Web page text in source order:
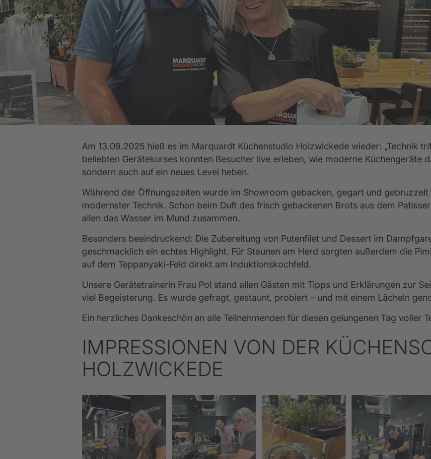
WEITERE Küchen-Ausstattung Klassik-Küchen Küchenkatalog Küchenformen
WEITERE Abverkaufsküchen Eventkalender Empfehlungsprogramm Werksbesuch
WEITERE Wir sind ausgezeichnet 5 Jahre Garantie für Ihre Elektrogeräte
Am 13.09.2025 hieß es im Marquardt Küchenstudio Holzwickede wieder: „Technik
beliebten Gerätekurses konnten Besucher live erleben, wie moderne Küchengeräte
sondern auch auf ein neues Level heben.
Während der Öffnungszeiten wurde im Showroom gebacken, gegart und
modernster Technik. Schon beim Duft des frisch gebackenen Brots aus dem
allen das Wasser im Mund zusammen.
Besonders beeindruckend: Die Zubereitung von Putenfilet und Dessert im
geschmacklich ein echtes Highlight. Für Staunen am Herd sorgten außerdem die
auf dem Teppanyaki-Feld direkt am Induktionskochfeld.
Unsere Gerätetrainerin Frau Pol stand allen Gästen mit Tipps und Erklärungen zur
viel Begeisterung. Es wurde gefragt, gestaunt, probiert – und mit einem Lächeln
Ein herzliches Dankeschön an alle Teilnehmenden für diesen gelungenen Tag voller
IMPRESSIONEN VON DER
HOLZWICKEDE